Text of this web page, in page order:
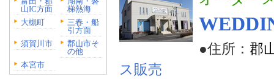
山IC方面
梯熱海
大槻町
三春・船
引方面
須賀川市
郡山市そ
の他
本宮市
●住所： 郡
ス販売